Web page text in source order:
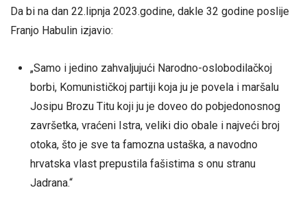
Da bi na dan 22.lipnja 2023.godine, dakle 32 godine poslije
Franjo Habulin izjavio:
„Samo i jedino zahvaljujući Narodno-oslobodilačkoj
borbi, Komunističkoj partiji koja ju je povela i maršalu
Josipu Brozu Titu koji ju je doveo do pobjedonosnog
završetka, vraćeni Istra, veliki dio obale i najveći broj
otoka, što je sve ta famozna ustaška, a navodno
hrvatska vlast prepustila fašistima s onu stranu
Jadrana.“